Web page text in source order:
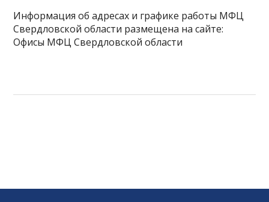
Информация об адресах и графике работы МФЦ
Свердловской области размещена на сайте:
Офисы МФЦ Свердловской области